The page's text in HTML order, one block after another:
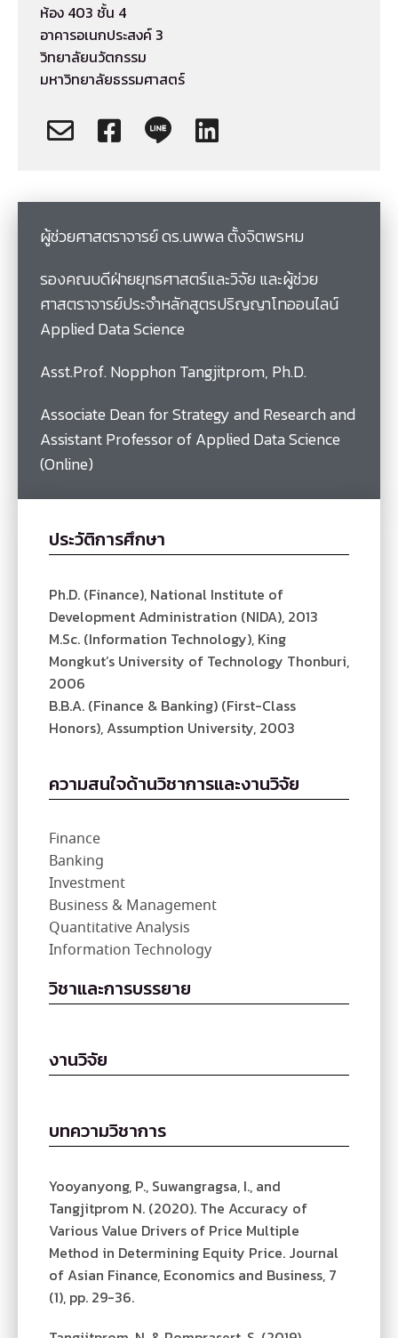
ห้อง 403 ชั้น 4
อาคารอเนกประสงค์ 3
วิทยาลัยนวัตกรรม
มหาวิทยาลัยธรรมศาสตร์
ผู้ช่วยศาสตราจารย์ ดร.นพพล ตั้งจิตพรหม
รองคณบดีฝ่ายยุทธศาสตร์และวิจัย และผู้ช่วย
ศาสตราจารย์ประจำหลักสูตรปริญญาโทออนไลน์
Applied Data Science
Asst.Prof. Nopphon Tangjitprom, Ph.D.
Associate Dean for Strategy and Research and
Assistant Professor of Applied Data Science
(Online)
ประวัติการศึกษา
Ph.D. (Finance), National Institute of
Development Administration (NIDA), 2013
M.Sc. (Information Technology), King
Mongkut’s University of Technology Thonburi,
2006
B.B.A. (Finance & Banking) (First-Class
Honors), Assumption University, 2003
ความสนใจด้านวิชาการและงานวิจัย
Finance
Banking
Investment
Business & Management
Quantitative Analysis
Information Technology
วิชาและการบรรยาย
งานวิจัย
บทความวิชาการ
Yooyanyong, P., Suwangragsa, I., and
Tangjitprom N. (2020). The Accuracy of
Various Value Drivers of Price Multiple
Method in Determining Equity Price. Journal
of Asian Finance, Economics and Business, 7
(1), pp. 29-36.